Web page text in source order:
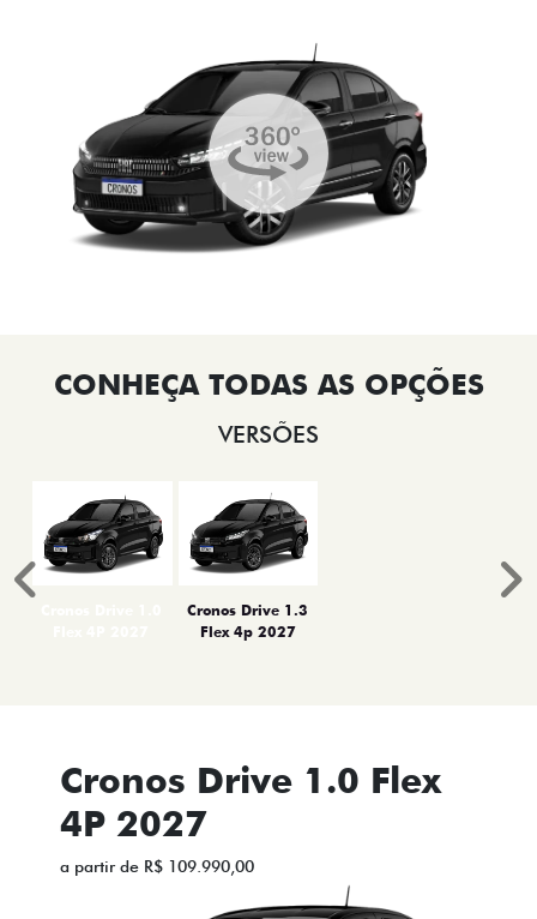
VERSÕES
Cronos Drive 1.3
Flex 4p 2027
Anterior
Cronos Drive 1.0 Flex
4P 2027
a partir de R$ 109.990,00